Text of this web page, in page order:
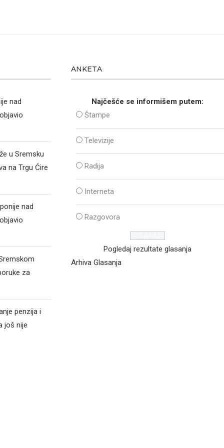
nad
u Sremsku
na Trgu Ćire
nad
za
penzija i
još nije
ANKETA
Najčešće se informišem putem:
Štampe
Televizije
Radija
Interneta
Razgovora
Pogledaj rezultate glasanja
Arhiva Glasanja